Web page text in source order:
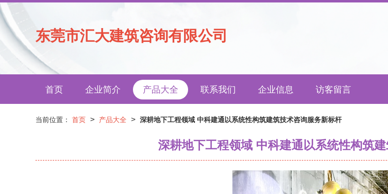
东莞市汇大建筑咨询有限公司
首页 企业简介 产品大全 联系我们 企业信息 访客留言
当前位置： 首页 > 产品大全 > 深耕地下工程领域 中科建通以系统性构筑建筑技术咨询服务新标杆
深耕地下工程领域 中科建通以系统性构筑